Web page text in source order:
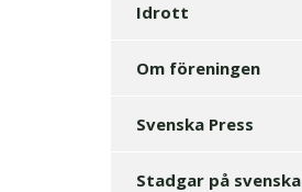
Idrott
Om föreningen
Svenska Press
Stadgar på svenska